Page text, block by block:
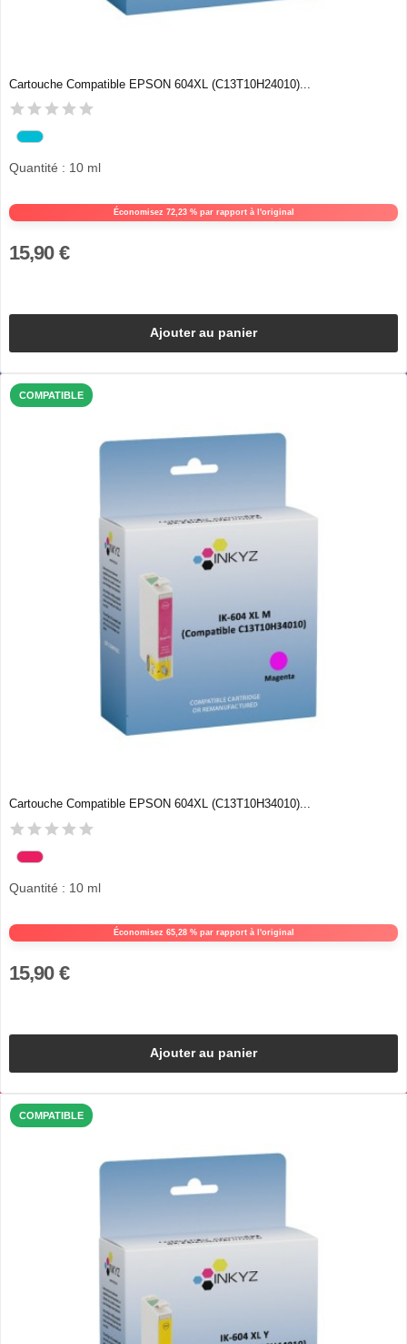
Cartouche Compatible EPSON 604XL (C13T10H24010)...
Économisez 72,23 % par rapport à l'original
Quantité : 10 ml
15,90 €
Ajouter au panier
COMPATIBLE
Cartouche Compatible EPSON 604XL (C13T10H34010)...
Économisez 65,28 % par rapport à l'original
Quantité : 10 ml
15,90 €
Ajouter au panier
COMPATIBLE